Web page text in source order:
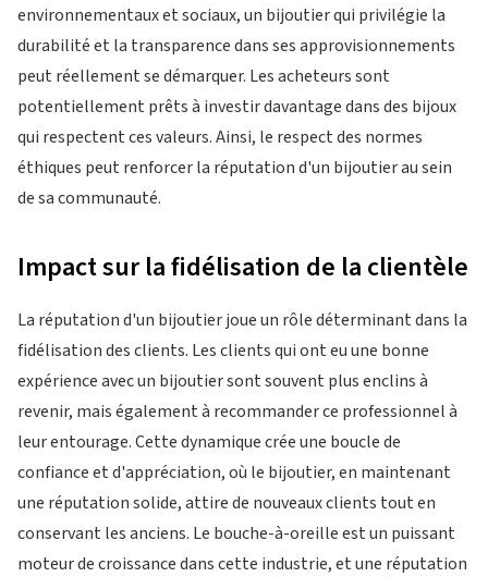
environnementaux et sociaux, un bijoutier qui privilégie la
durabilité et la transparence dans ses approvisionnements
peut réellement se démarquer. Les acheteurs sont
potentiellement prêts à investir davantage dans des bijoux
qui respectent ces valeurs. Ainsi, le respect des normes
éthiques peut renforcer la réputation d'un bijoutier au sein
de sa communauté.
Impact sur la fidélisation de la clientèle
La réputation d'un bijoutier joue un rôle déterminant dans la
fidélisation des clients. Les clients qui ont eu une bonne
expérience avec un bijoutier sont souvent plus enclins à
revenir, mais également à recommander ce professionnel à
leur entourage. Cette dynamique crée une boucle de
confiance et d'appréciation, où le bijoutier, en maintenant
une réputation solide, attire de nouveaux clients tout en
conservant les anciens. Le bouche-à-oreille est un puissant
moteur de croissance dans cette industrie, et une réputation